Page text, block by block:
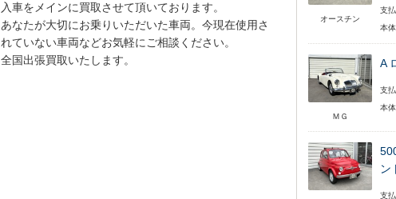
入車をメインに買取させて頂いております。
あなたが大切にお乗りいただいた車両。今現在使用さ
れていない車両などお気軽にご相談ください。
全国出張買取いたします。
オースチン
支
本
ＭＧ
A
支
本
ン
支